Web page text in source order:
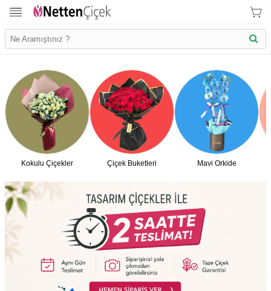
Kokulu Çiçekler Çiçek Buketleri Mavi Orkide
İletişim Bilgilerimiz
KVK Bilgilendirme
Ödeme Bllgileri
testt